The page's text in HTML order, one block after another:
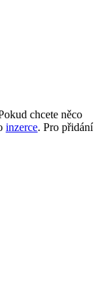
chcete něco
inzerce. Pro přidání